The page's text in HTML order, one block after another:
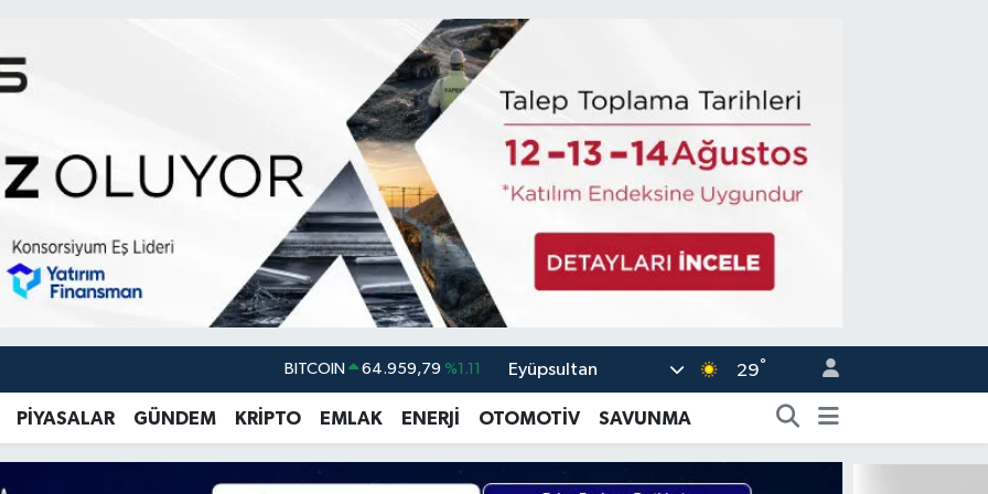
DOLAR 47,7436 %0.18
EURO 55,2510 %0.32
STERLİN 64,4811 %0.38
GRAM ALTIN 6660.55 %0.03
Eyüpsultan 29°
PİYASALAR GÜNDEM KRİPTO EMLAK ENERJİ OTOMOTİV SAVUNMA